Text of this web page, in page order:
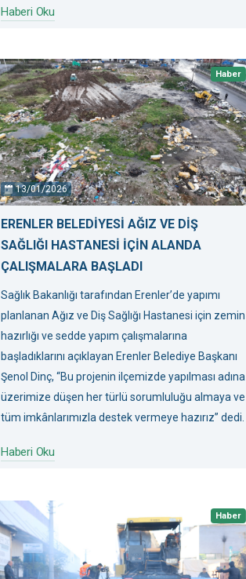
Haberi Oku
Haber
13/01/2026
ERENLER BELEDİYESİ AĞIZ VE DİŞ
SAĞLIĞI HASTANESİ İÇİN ALANDA
ÇALIŞMALARA BAŞLADI
Sağlık Bakanlığı tarafından Erenler’de yapımı
planlanan Ağız ve Diş Sağlığı Hastanesi için zemin
hazırlığı ve sedde yapım çalışmalarına
başladıklarını açıklayan Erenler Belediye Başkanı
Şenol Dinç, “Bu projenin ilçemizde yapılması adına
üzerimize düşen her türlü sorumluluğu almaya ve
tüm imkânlarımızla destek vermeye hazırız” dedi.
Haberi Oku
Haber